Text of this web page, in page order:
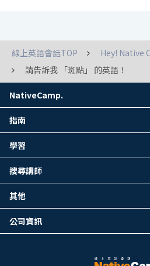
線上英語會話TOP
Hey! Native
請告訴我 「斑點」 的英語！
NativeCamp.
指南
學習
搜尋講師
其他
公司資訊